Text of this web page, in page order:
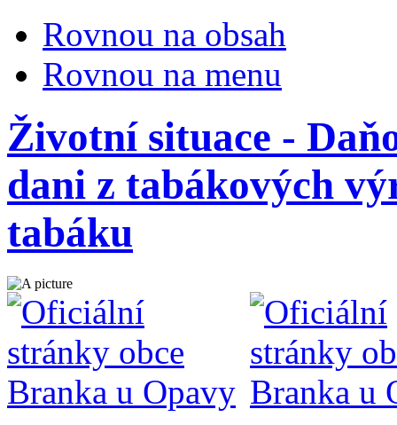
Rovnou na obsah
Rovnou na menu
Životní situace -
dani z tabákových
tabáku